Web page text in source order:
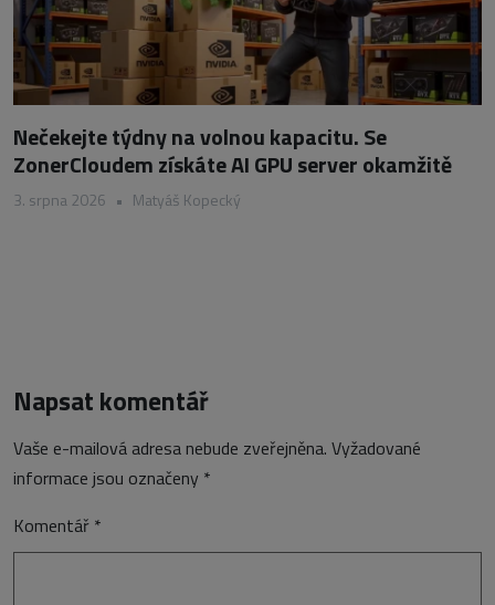
Nečekejte týdny na volnou kapacitu. Se
ZonerCloudem získáte AI GPU server okamžitě
3. srpna 2026 • Matyáš Kopecký
Napsat komentář
Vaše e-mailová adresa nebude zveřejněna. Vyžadované
informace jsou označeny *
Komentář *